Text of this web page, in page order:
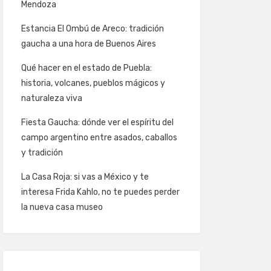
Mendoza
Estancia El Ombú de Areco: tradición
gaucha a una hora de Buenos Aires
Qué hacer en el estado de Puebla:
historia, volcanes, pueblos mágicos y
naturaleza viva
Fiesta Gaucha: dónde ver el espíritu del
campo argentino entre asados, caballos
y tradición
La Casa Roja: si vas a México y te
interesa Frida Kahlo, no te puedes perder
la nueva casa museo